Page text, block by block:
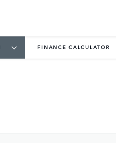
FINANCE CALCULATOR